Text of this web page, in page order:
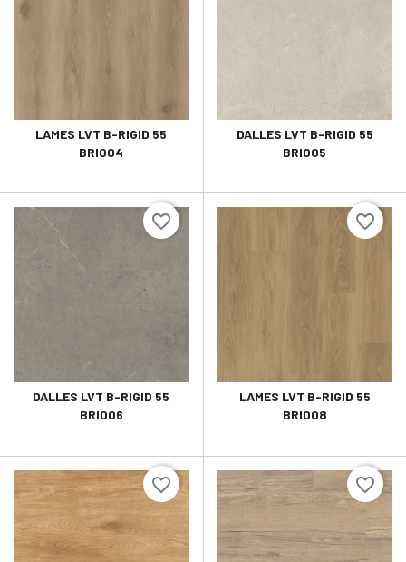
LAMES LVT B-RIGID 55
BRI004
DALLES LVT B-RIGID 55
BRI005
DALLES LVT B-RIGID 55
BRI006
favorite_border
LAMES LVT B-RIGID 55
BRI008
favorite_border
favorite_border favorite_border